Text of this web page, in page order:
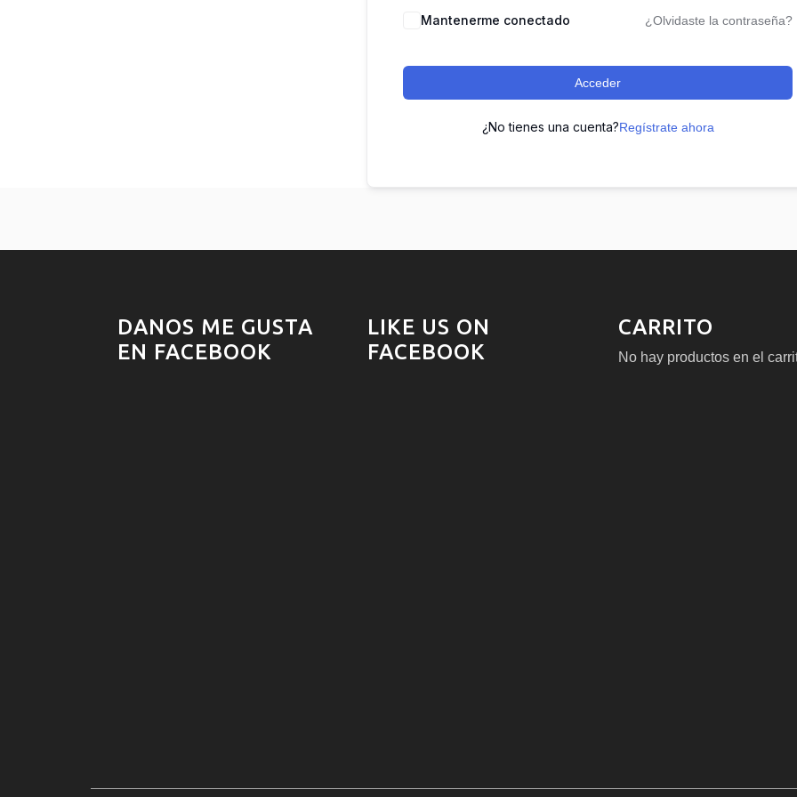
Mantenerme conectado ¿Olvidaste la contraseña?
Acceder
¿No tienes una cuenta?Regístrate ahora
DANOS ME GUSTA
EN FACEBOOK
LIKE US ON
FACEBOOK
CARRITO
No hay productos en el